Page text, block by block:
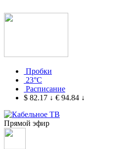
Пробки
23°C
Расписание
$ 82.17 ↓ € 94.84 ↓
Прямой эфир